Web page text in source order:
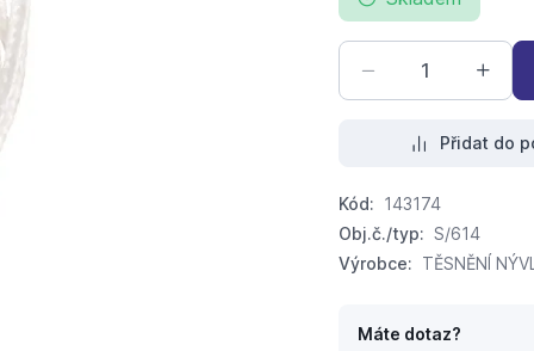
Přidat do
Kód: 143174
Obj.č./typ: S/614
Výrobce: TĚSNĚNÍ
Máte dotaz?